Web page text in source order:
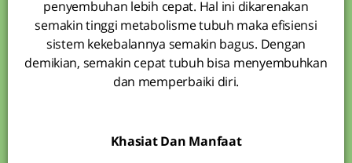
penyembuhan lebih cepat. Hal ini dikarenakan
semakin tinggi metabolisme tubuh maka efisiensi
sistem kekebalannya semakin bagus. Dengan
demikian, semakin cepat tubuh bisa menyembuhkan
dan memperbaiki diri.
Khasiat Dan Manfaat